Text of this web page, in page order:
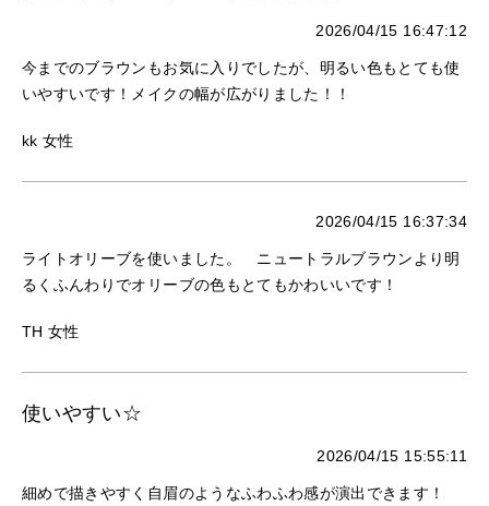
2026/04/15 16:47:12
今までのブラウンもお気に入りでしたが、明るい色もとても使
いやすいです！メイクの幅が広がりました！！
kk 女性
2026/04/15 16:37:34
ライトオリーブを使いました。 ニュートラルブラウンより明
るくふんわりでオリーブの色もとてもかわいいです！
TH 女性
使いやすい☆
2026/04/15 15:55:11
細めで描きやすく自眉のようなふわふわ感が演出できます！